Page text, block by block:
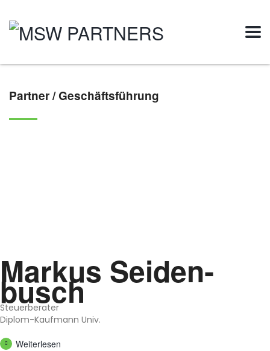
Partner / Geschäftsführung
Mar­kus Sei­den­
busch
Steu­er­be­ra­ter
Diplom-Kauf­mann Univ.
Wei­ter­le­sen